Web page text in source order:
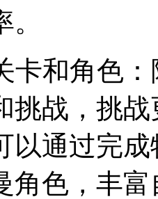
卡和角色
挑战，挑
以通过完
角色，丰